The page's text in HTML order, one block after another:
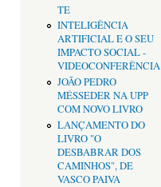
TE
INTELIGÊNCIA
ARTIFICIAL E O SEU
IMPACTO SOCIAL -
VIDEOCONFERÊNCIA
JOÃO PEDRO
MÉSSEDER NA UPP
COM NOVO LIVRO
LANÇAMENTO DO
LIVRO "O
DESBABRAR DOS
CAMINHOS", DE
VASCO PAIVA